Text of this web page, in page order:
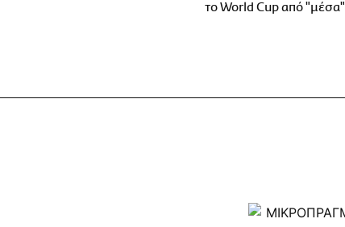
το World Cup από "μέσα"